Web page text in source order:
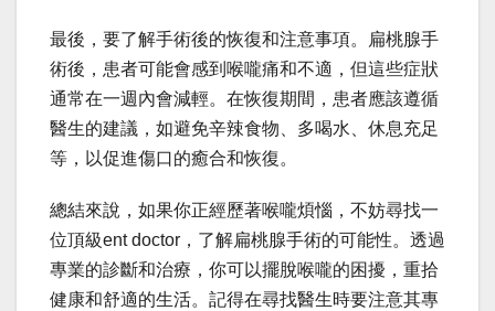
最後，要了解手術後的恢復和注意事項。扁桃腺手
術後，患者可能會感到喉嚨痛和不適，但這些症狀
通常在一週內會減輕。在恢復期間，患者應該遵循
醫生的建議，如避免辛辣食物、多喝水、休息充足
等，以促進傷口的癒合和恢復。
總結來說，如果你正經歷著喉嚨煩惱，不妨尋找一
位頂級ent doctor，了解扁桃腺手術的可能性。透過
專業的診斷和治療，你可以擺脫喉嚨的困擾，重拾
健康和舒適的生活。記得在尋找醫生時要注意其專